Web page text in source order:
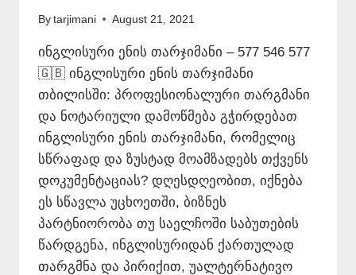
By tarjimani August 21, 2021
ინგლისური ენის თარჯიმანი – 577 546 577
🇬🇧 ინგლისური ენის თარჯიმანი
თბილისში: პროფესიონალური თარგმანი
და ნოტარიული დამოწმება გჭირდებათ
ინგლისური ენის თარჯიმანი, რომელიც
სწრაფად და ზუსტად მოამზადებს თქვენს
დოკუმენტაციას? დღესდღეობით, იქნება
ეს სწავლა უცხოეთში, ბიზნეს
პარტნიორობა თუ საელჩოში საბუთების
წარდგენა, ინგლისურიდან ქართულად
თარგმნა და პირიქით, უალტერნატივო